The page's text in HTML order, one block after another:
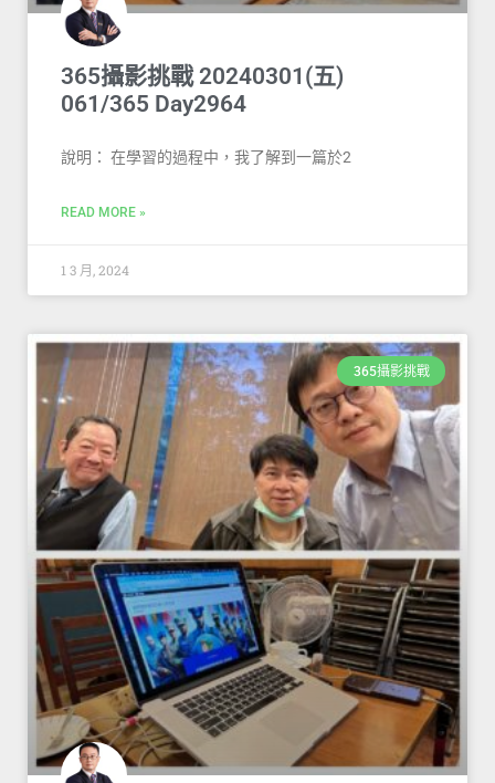
365攝影挑戰 20240301(五)
061/365 Day2964
說明： 在學習的過程中，我了解到一篇於2
READ MORE »
1 3 月, 2024
365攝影挑戰